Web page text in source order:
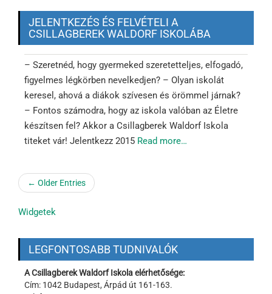
JELENTKEZÉS ÉS FELVÉTELI A
CSILLAGBEREK WALDORF ISKOLÁBA
– Szeretnéd, hogy gyermeked szeretetteljes, elfogadó,
figyelmes légkörben nevelkedjen? – Olyan iskolát
keresel, ahová a diákok szívesen és örömmel járnak?
– Fontos számodra, hogy az iskola valóban az Életre
készítsen fel? Akkor a Csillagberek Waldorf Iskola
titeket vár! Jelentkezz 2015 Read more…
← Older Entries
Widgetek
LEGFONTOSABB TUDNIVALÓK
A Csillagberek Waldorf Iskola elérhetősége:
Cím: 1042 Budapest, Árpád út 161-163.